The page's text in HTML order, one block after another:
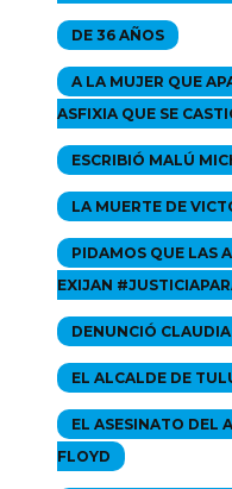
DE 36 AÑOS
A LA MUJER QUE
ASFIXIA QUE SE
ESCRIBIÓ MALÚ
LA MUERTE DE
PIDAMOS QUE LAS
EXIJAN
DENUNCIÓ
EL ALCALDE DE
EL ASESINATO DEL
FLOYD